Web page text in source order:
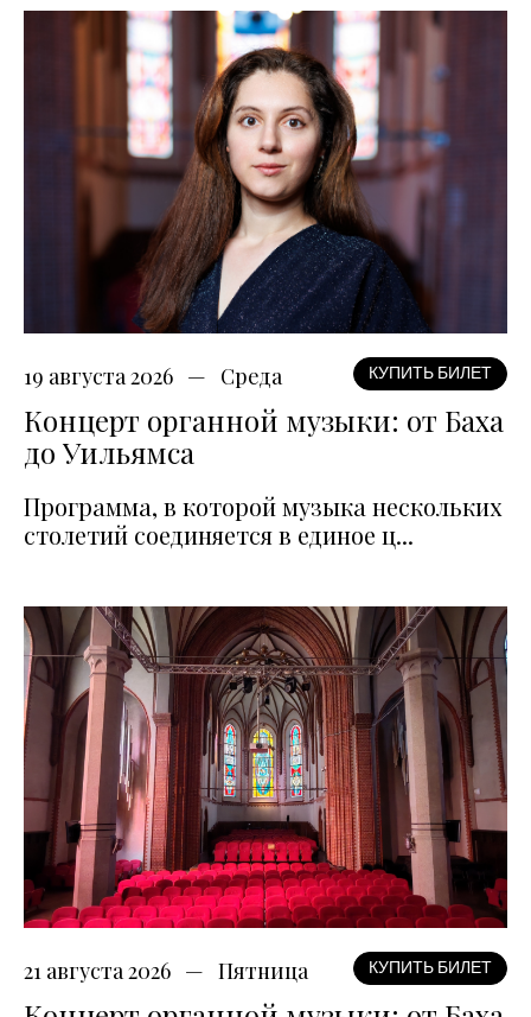
19 августа 2026 Среда КУПИТЬ БИЛЕТ
Концерт органной музыки: от Баха
до Уильямса
Программа, в которой музыка нескольких
столетий соединяется в единое ц...
21 августа 2026 Пятница КУПИТЬ БИЛЕТ